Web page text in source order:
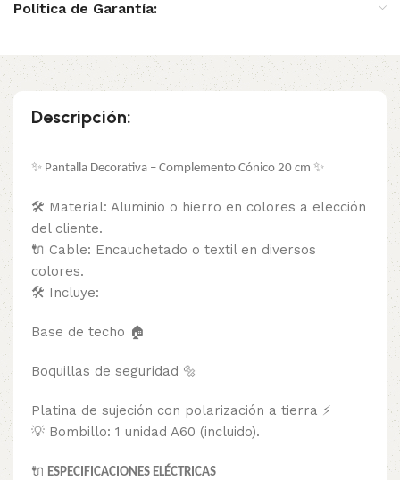
Política de Garantía:
Descripción:
✨ Pantalla Decorativa – Complemento Cónico 20 cm ✨
🛠 Material: Aluminio o hierro en colores a elección
del cliente.
🔌 Cable: Encauchetado o textil en diversos
colores.
🛠 Incluye:
Base de techo 🏠
Boquillas de seguridad 🔩
Platina de sujeción con polarización a tierra ⚡
💡 Bombillo: 1 unidad A60 (incluido).
🔌 ESPECIFICACIONES ELÉCTRICAS